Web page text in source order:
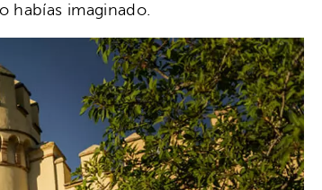
habías imaginado.